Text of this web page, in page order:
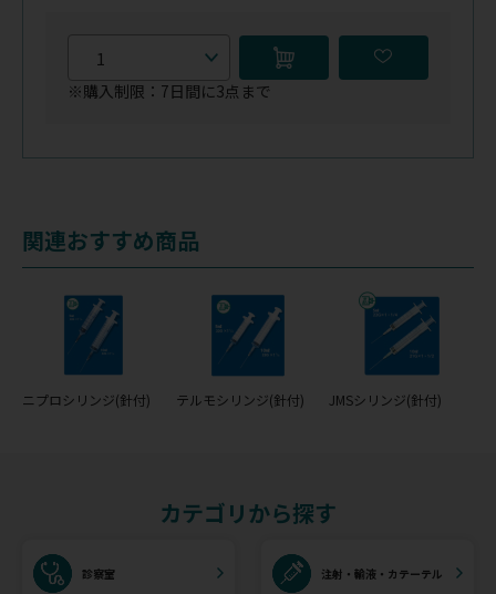
※購入制限：7日間に3点まで
関連おすすめ商品
ニプロシリンジ(針付) テルモシリンジ(針付) JMSシリンジ(針付)
カテゴリから探す
診察室 注射・輸液・カテーテル